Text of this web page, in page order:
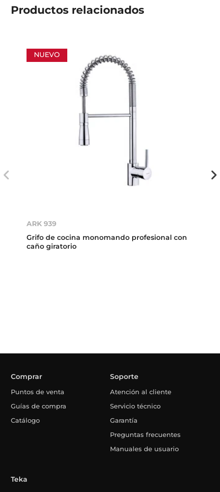
Productos relacionados
NUEVO
ARK 939
Grifo de cocina monomando profesional con
caño giratorio
Comprar
Puntos de venta
Guías de compra
Catálogo
Soporte
Atención al cliente
Servicio técnico
Garantía
Preguntas frecuentes
Manuales de usuario
Teka